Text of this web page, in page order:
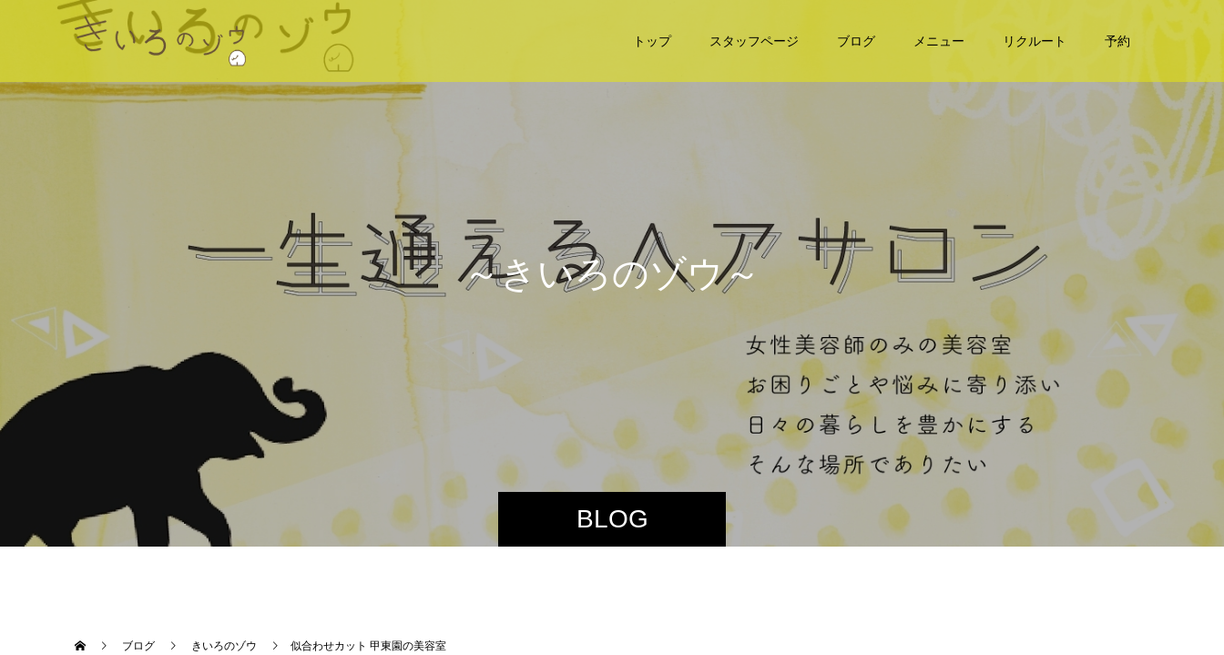
トップ スタッフページ ブログ メニュー リクルート 予約
BLOG
～き いろのゾウ～
ブログ きいろのゾウ 似合わせカット 甲東園の美容室